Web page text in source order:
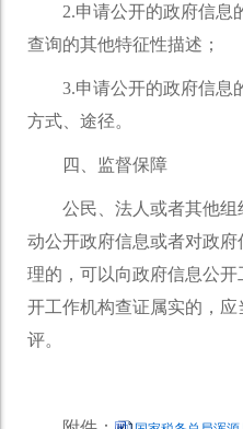
2.申请公开的政府信息
查询的其他特征性描述；
3.申请公开的政府信息
方式、途径。
四、监督保障
公民、法人或者其他
动公开政府信息或者对政
理的，可以向政府信息公
开工作机构查证属实的，
评。